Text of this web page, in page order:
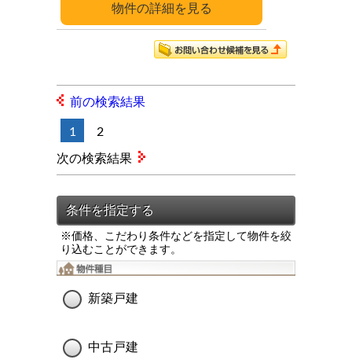
※価格、こだわり条件などを指定して物件を絞
り込むことができます。
新築戸建
中古戸建
詳細
前の検索結果
1 2